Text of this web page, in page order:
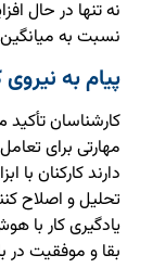
نه تنها در حال
نسبت به میانگین
پیام به
کارشناسان
مهارتی برای
دارند کارکنان
تحلیل و اصلاح
یادگیری کار با
بقا و موفقیت در